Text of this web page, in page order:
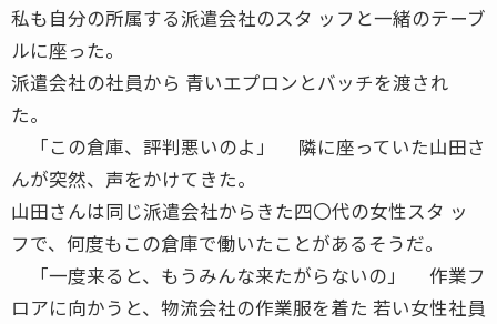
私も自分の所属する派遣会社のスタ ッフと一緒のテーブ
ルに座った。
派遣会社の社員から 青いエプロンとバッチを渡され
た。
「この倉庫、評判悪いのよ」 隣に座っていた山田さ
んが突然、声をかけてきた。
山田さんは同じ派遣会社からきた四〇代の女性スタ ッ
フで、何度もこの倉庫で働いたことがあるそうだ。
「一度来ると、もうみんな来たがらないの」 作業フ
ロアに向かうと、物流会社の作業服を着た 若い女性社員